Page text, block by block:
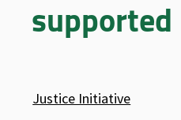
Justice Initiative